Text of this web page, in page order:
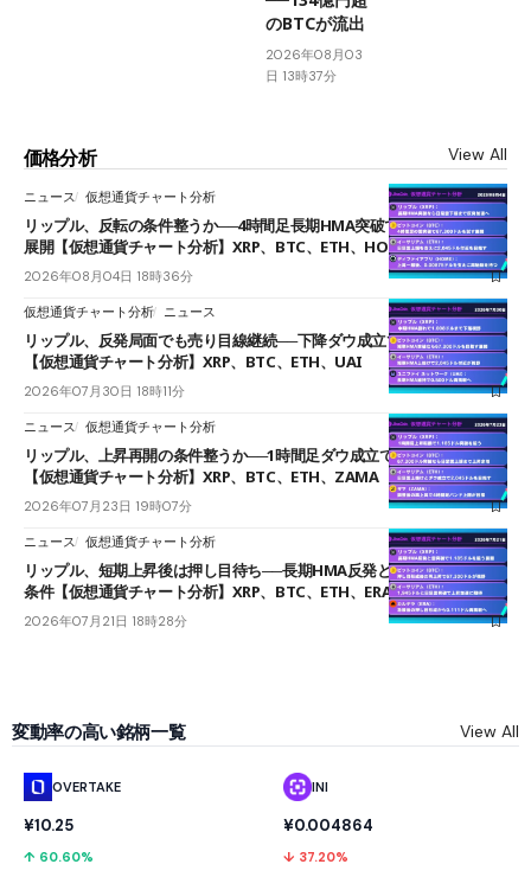
のBTCが流出
2026年08月03
日 13時37分
価格分析 View All
ニュース 仮想通貨チャート分析
リップル、反転の条件整うか──4時間足長期HMA突破で雲下端を目指す
展開【仮想通貨チャート分析】XRP、BTC、ETH、HOME
2026年08月04日 18時36分
仮想通貨チャート分析 ニュース
リップル、反発局面でも売り目線継続──下降ダウ成立で下値追う展開
【仮想通貨チャート分析】XRP、BTC、ETH、UAI
2026年07月30日 18時11分
ニュース 仮想通貨チャート分析
リップル、上昇再開の条件整うか──1時間足ダウ成立で1.185ドルを狙う
【仮想通貨チャート分析】XRP、BTC、ETH、ZAMA
2026年07月23日 19時07分
ニュース 仮想通貨チャート分析
リップル、短期上昇後は押し目待ち──長期HMA反発と雲上抜けが買い
条件【仮想通貨チャート分析】XRP、BTC、ETH、ERA
2026年07月21日 18時28分
変動率の高い銘柄一覧 View All
OVERTAKE
¥10.25
↑ 60.60%
INI
¥0.004864
↓ 37.20%